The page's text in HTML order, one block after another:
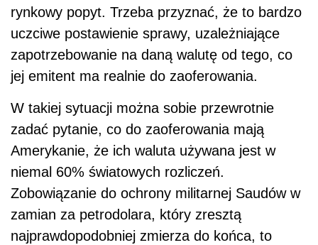
rynkowy popyt. Trzeba przyznać, że to bardzo
uczciwe postawienie sprawy, uzależniające
zapotrzebowanie na daną walutę od tego, co
jej emitent ma realnie do zaoferowania.
W takiej sytuacji można sobie przewrotnie
zadać pytanie, co do zaoferowania mają
Amerykanie, że ich waluta używana jest w
niemal 60% światowych rozliczeń.
Zobowiązanie do ochrony militarnej Saudów w
zamian za petrodolara, który zresztą
najprawdopodobniej zmierza do końca, to